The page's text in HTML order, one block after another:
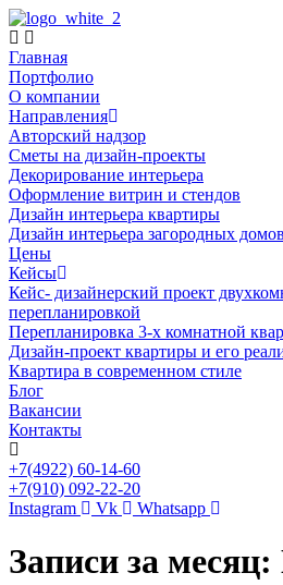
Главная
Портфолио
О компании
Направления
Авторский надзор
Сметы на дизайн-проекты
Декорирование интерьера
Оформление витрин и стендов
Дизайн интерьера квартиры
Дизайн интерьера загородных
Цены
Кейсы
Кейс- дизайнерский проект
перепланировкой
Перепланировка 3-х комнатной
Дизайн-проект квартиры и его
Квартира в современном стиле
Блог
Вакансии
Контакты
+7(4922) 60-14-60
+7(910) 092-22-20
Instagram
Vk Whatsapp
Записи за